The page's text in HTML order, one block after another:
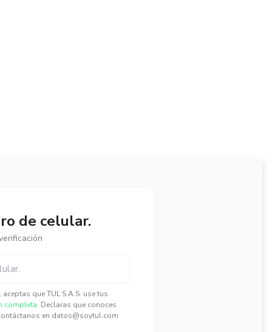
de celular.
que TUL S.A.S. use tus
completa. Declaras que conoces
en datos@soytul.com